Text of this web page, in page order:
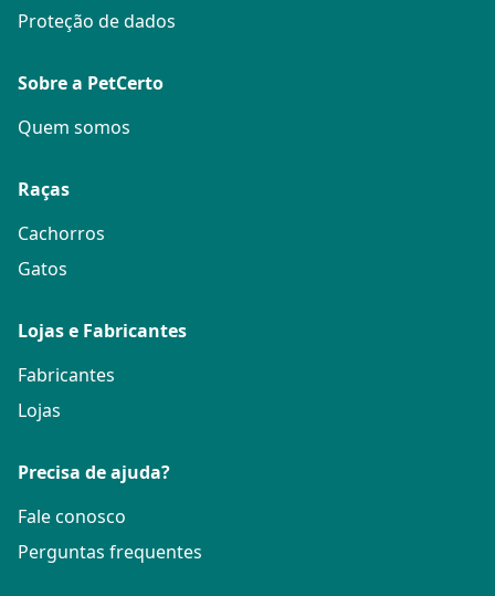
Proteção de dados
Sobre a PetCerto
Quem somos
Raças
Cachorros
Gatos
Lojas e Fabricantes
Fabricantes
Lojas
Precisa de ajuda?
Fale conosco
Perguntas frequentes